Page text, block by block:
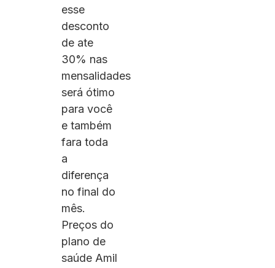
esse
desconto
de ate
30% nas
mensalidades
será ótimo
para você
e também
fara toda
a
diferença
no final do
mês.
Preços do
plano de
saúde Amil